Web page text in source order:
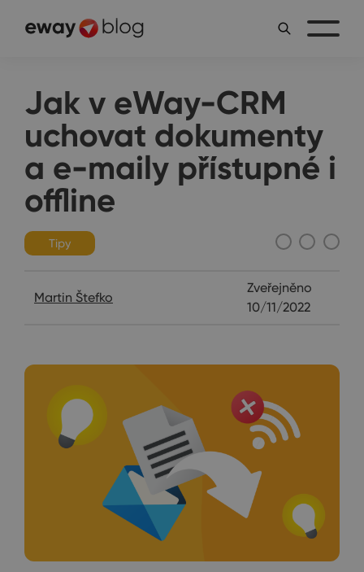
Jak v eWay-CRM
uchovat dokumenty
a e-maily přístupné i
offline
Tipy
Martin Štefko
Zveřejněno
10/11/2022